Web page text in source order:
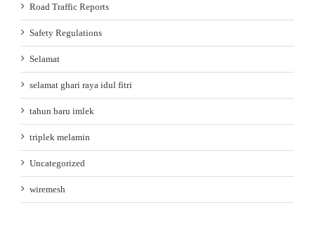
Road Traffic Reports
Safety Regulations
Selamat
selamat ghari raya idul fitri
tahun baru imlek
triplek melamin
Uncategorized
wiremesh